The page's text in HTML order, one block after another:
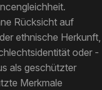
Rücksicht auf
ethnische Herkunft,
oder -
als geschützter
Merkmale